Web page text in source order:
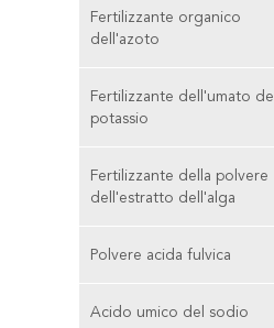
Fertilizzante organico
dell'azoto
Fertilizzante dell'umato del
potassio
Fertilizzante della polvere
dell'estratto dell'alga
Polvere acida fulvica
Acido umico del sodio